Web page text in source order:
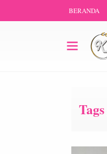
BERANDA
Tags